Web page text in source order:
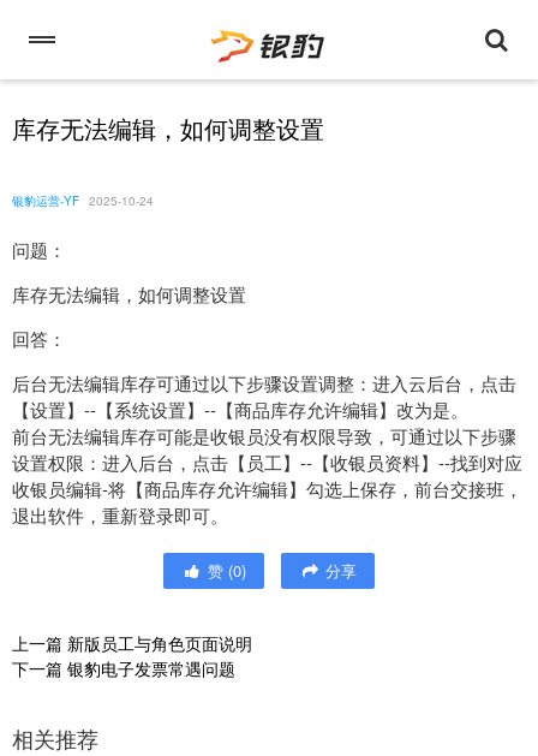
库存无法编辑，如何调整设置
银豹运营-YF 2025-10-24
问题：
库存无法编辑，如何调整设置
回答：
后台无法编辑库存可通过以下步骤设置调整：进入云后台，点击
【设置】--【系统设置】--【商品库存允许编辑】改为是。
前台无法编辑库存可能是收银员没有权限导致，可通过以下步骤
设置权限：进入后台，点击【员工】--【收银员资料】--找到对应
收银员编辑-将【商品库存允许编辑】勾选上保存，前台交接班，
退出软件，重新登录即可。
赞 (0) 分享
上一篇 新版员工与角色页面说明
下一篇 银豹电子发票常遇问题
相关推荐